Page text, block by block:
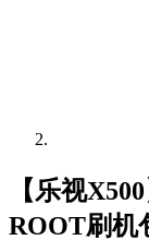
【乐视
ROOT刷机